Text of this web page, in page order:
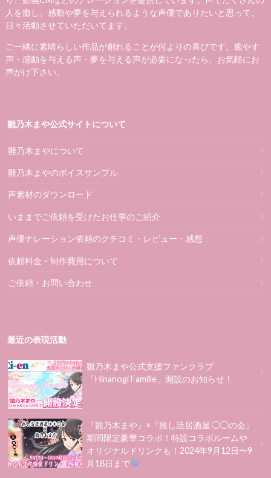
人を癒し、感動や夢を与えられるような声優でありたいと思って、
日々活動させていただいてます。
ご一緒に素晴らしい作品が創れることが何よりの喜びです。癒やす
声・感動を与える声・夢を与える声が必要になったら、お気軽にお
声がけ下さい。
雛乃木まや公式サイトについて
雛乃木まやについて
雛乃木まやのボイスサンプル
声素材のダウンロード
いままでご依頼を受けたお仕事のご紹介
声優ナレーション依頼のクチコミ・レビュー・感想
依頼料金・制作費用について
ご依頼・お問い合わせ
最近の表現活動
雛乃木まや公式支援ファンクラブ
「Hinanogi Famille」開設のお知らせ！
『雛乃木まや』×『推し活居酒屋 ◯◯の会』
期間限定豪華コラボ！特設コラボルームや
オリジナルドリンクも！2024年9月12日〜9
月18日まで